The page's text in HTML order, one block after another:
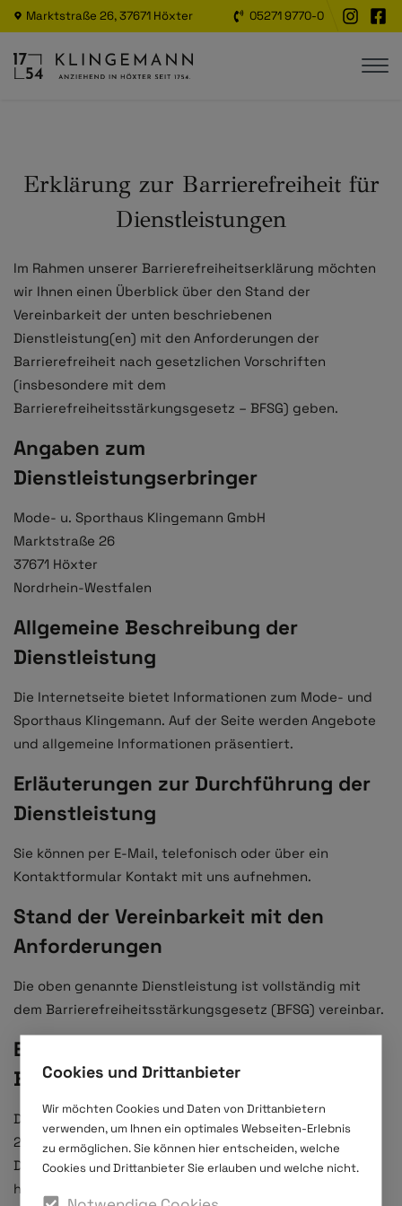
Cookies und Drittanbieter
Wir möchten Cookies und Daten von Drittanbietern
verwenden, um Ihnen ein optimales Webseiten-Erlebnis
zu ermöglichen. Sie können hier entscheiden, welche
Cookies und Drittanbieter Sie erlauben und welche nicht.
Marktstraße 26, 37671 Höxter 05271 9770-0
Erklärung zur Barrierefreiheit für
Dienstleistungen
Im Rahmen unserer Barrierefreiheitserklärung möchten
wir Ihnen einen Überblick über den Stand der
Vereinbarkeit der unten beschriebenen
Dienstleistung(en) mit den Anforderungen der
Barrierefreiheit nach gesetzlichen Vorschriften
(insbesondere mit dem
Barrierefreiheitsstärkungsgesetz – BFSG) geben.
Angaben zum
Dienstleistungserbringer
Mode- u. Sporthaus Klingemann GmbH
Marktstraße 26
37671 Höxter
Nordrhein-Westfalen
Allgemeine Beschreibung der
Dienstleistung
Die Internetseite bietet Informationen zum Mode- und
Sporthaus Klingemann. Auf der Seite werden Angebote
und allgemeine Informationen präsentiert.
Erläuterungen zur Durchführung der
Dienstleistung
Sie können per E-Mail, telefonisch oder über ein
Kontaktformular Kontakt mit uns aufnehmen.
Stand der Vereinbarkeit mit den
Anforderungen
Die oben genannte Dienstleistung ist vollständig mit
dem Barrierefreiheitsstärkungsgesetz (BFSG) vereinbar.
Erstellung der
Barrierefreiheitserklärung
Datum der Erstellung der Barrierefreiheitserklärung:
25.06.2025
Datum der letzten Überprüfung der o. g. Leistungen
hinsichtlich der Anforderungen zur Barrierefreiheit: